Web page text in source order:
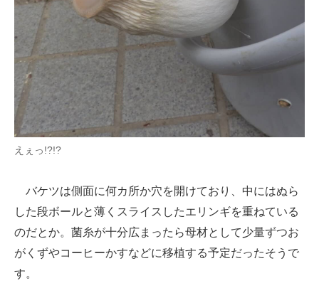
えぇっ!?!?
バケツは側面に何カ所か穴を開けており、中にはぬら
した段ボールと薄くスライスしたエリンギを重ねている
のだとか。菌糸が十分広まったら母材として少量ずつお
がくずやコーヒーかすなどに移植する予定だったそうで
す。